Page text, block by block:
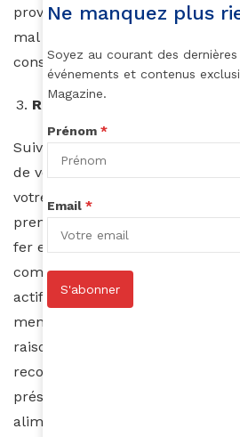
provoquer même des infections.
mal à la prise des compléments
consultez immédiatement un
Respecter la posologie
Suivez scrupuleusement les
de votre complément
votre désir d’avoir des cheveux
prendre de mauvaises décisions
fer et le potassium sont
compléments alimentaires. Une
actifs est très dangereuse pour
mener vers une insuffisance
raisons telles que celle-ci
recommandée. Alors lisez
présente dans la boîte de votre
alimentaire et prenez acte des
Ne manquez plus
Soyez au courant des dernières
événements et contenus
Magazine.
Prénom *
Email *
S'abonner